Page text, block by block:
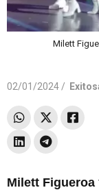
Milett
02/01/2024 /
Milett Figueroa